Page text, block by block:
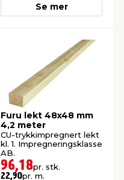
Se mer
Furu lekt 48x48 mm
4,2 meter
CU-trykkimpregnert lekt
kl. 1. Impregneringsklasse
96,18pr. stk.
22,90pr. m.